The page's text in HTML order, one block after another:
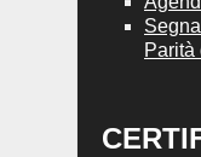
Parità